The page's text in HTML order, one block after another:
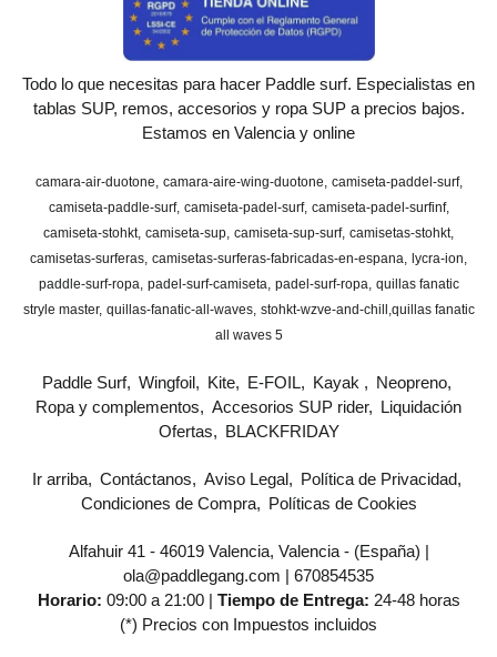
Todo lo que necesitas para hacer Paddle surf. Especialistas en
tablas SUP, remos, accesorios y ropa SUP a precios bajos.
Estamos en Valencia y online
camara-air-duotone camara-aire-wing-duotone camiseta-paddel-surf
camiseta-paddle-surf camiseta-padel-surf camiseta-padel-surfinf
camiseta-stohkt camiseta-sup camiseta-sup-surf camisetas-stohkt
camisetas-surferas camisetas-surferas-fabricadas-en-espana
lycra-ion
paddle-surf-ropa padel-surf-camiseta padel-surf-ropa quillas fanatic
stryle master quillas-fanatic-all-waves stohkt-wzve-and-chill
​quillas fanatic
all waves 5
Paddle Surf Wingfoil Kite E-FOIL Kayak
Neopreno
Ropa y complementos
Accesorios SUP rider
Liquidación
Ofertas
BLACKFRIDAY
Ir arriba Contáctanos Aviso Legal
Política de Privacidad
Condiciones de Compra
Políticas de Cookies
Alfahuir 41 - 46019 Valencia, Valencia - (España) |
ola@paddlegang.com | 670854535
Horario: 09:00 a 21:00 | Tiempo de Entrega: 24-48 horas
(*) Precios con Impuestos incluidos